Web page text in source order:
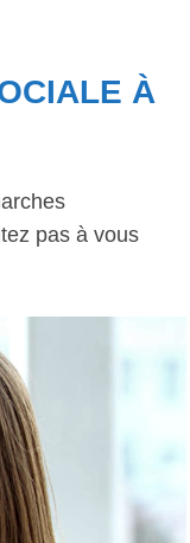
À
pas à vous